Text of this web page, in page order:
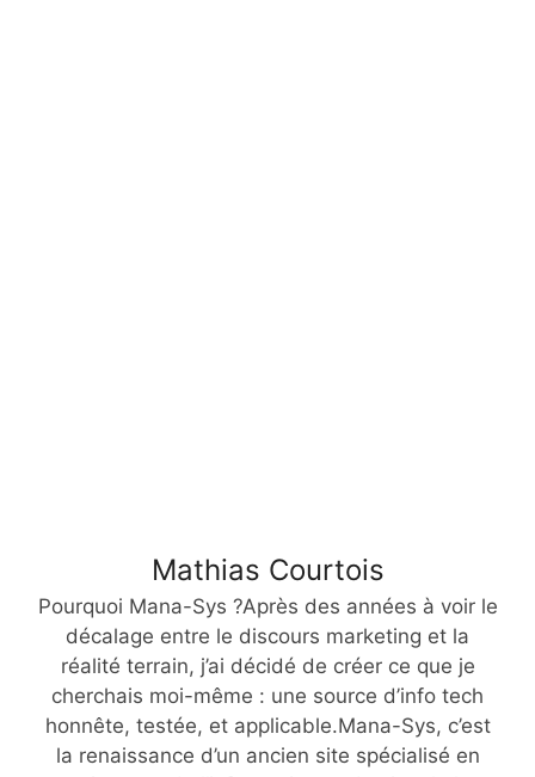
Mathias Courtois
Pourquoi Mana-Sys ?Après des années à voir le
décalage entre le discours marketing et la
réalité terrain, j’ai décidé de créer ce que je
cherchais moi-même : une source d’info tech
honnête, testée, et applicable.Mana-Sys, c’est
la renaissance d’un ancien site spécialisé en